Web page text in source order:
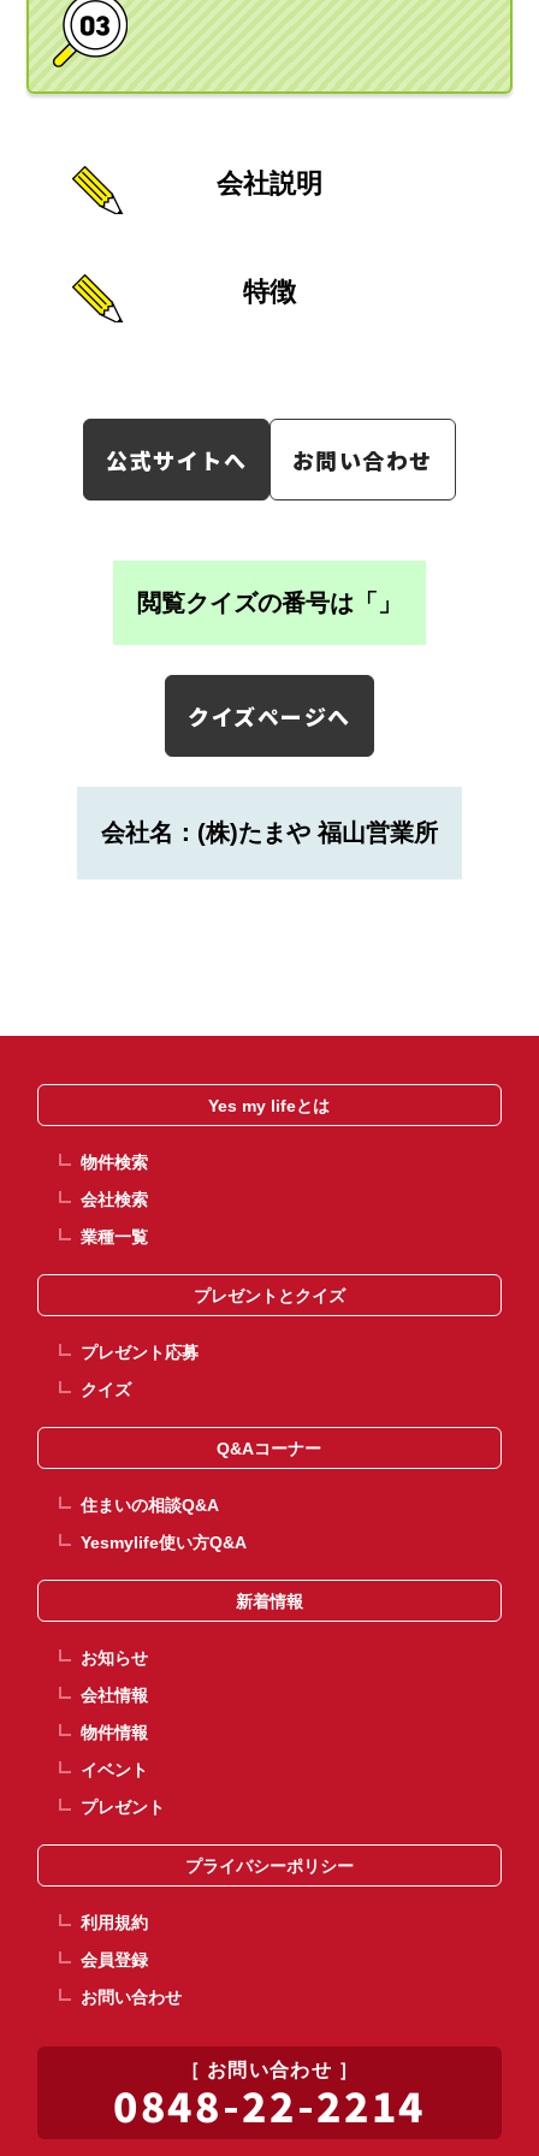
会社説明
特徴
公式サイトへ お問い合わせ
閲覧クイズの番号は「 」
クイズページへ
会社名：(株)たまや 福山営業所
お問い合わせ
0848-22-2214
Yes my lifeとは
物件検索
会社検索
業種一覧
プレゼントとクイズ
プレゼント応募
クイズ
Q&Aコーナー
住まいの相談Q&A
Yesmylife使い方Q&A
新着情報
お知らせ
会社情報
物件情報
イベント
プレゼント
プライバシーポリシー
利用規約
会員登録
お問い合わせ